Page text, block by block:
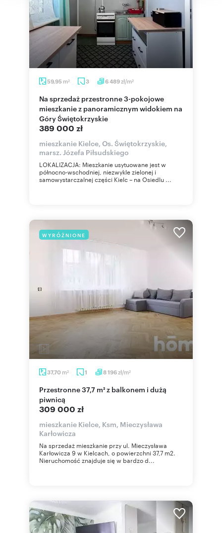
59,95 m2 3 6 489zł/m2
Na sprzedaż przestronne 3-pokojowe
mieszkanie z panoramicznym widokiem na
Góry Świętokrzyskie
389 000 zł
mieszkanie Kielce, Os. Świętokrzyskie,
marsz. Józefa Piłsudskiego
LOKALIZACJA: Mieszkanie usytuowane jest w
północno-wschodniej, niezwykle zielonej i
samowystarczalnej części Kielc – na Osiedlu ...
WYRÓŻNIONE
37,70 m2 1 8 196zł/m2
Przestronne 37,7 m² z balkonem i dużą
piwnicą
309 000 zł
mieszkanie Kielce, Ksm, Mieczysława
Karłowicza
Na sprzedaż mieszkanie przy ul. Mieczysława
Karłowicza 9 w Kielcach, o powierzchni 37,7 m2.
Nieruchomość znajduje się w bardzo d...